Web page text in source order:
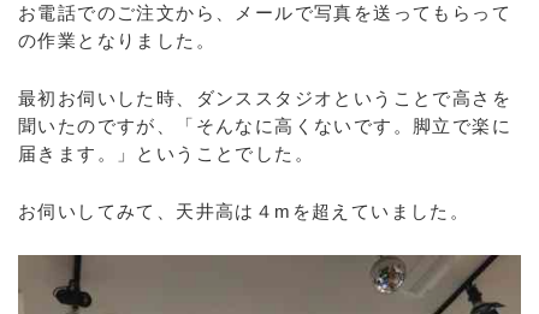
お電話でのご注文から、メールで写真を送ってもらって
の作業となりました。
最初お伺いした時、ダンススタジオということで高さを
聞いたのですが、「そんなに高くないです。脚立で楽に
届きます。」ということでした。
お伺いしてみて、天井高は４mを超えていました。